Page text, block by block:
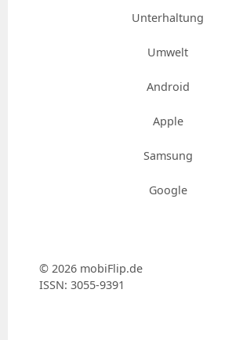
Unterhaltung
Umwelt
Android
Apple
Samsung
Google
© 2026 mobiFlip.de
ISSN: 3055-9391